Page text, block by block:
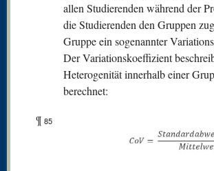
allen Studierenden während der
die Studierenden den Gruppen
Gruppe ein sogenannter
Der Variationskoeffizient
Heterogenität innerhalb einer
berechnet:
¶ 85